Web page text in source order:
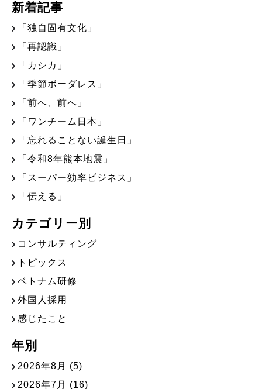
新着記事
「独自固有文化」
「再認識」
「カシカ」
「季節ボーダレス」
「前へ、前へ」
「ワンチーム日本」
「忘れることない誕生日」
「令和8年熊本地震」
「スーパー効率ビジネス」
「伝える」
カテゴリー別
コンサルティング
トピックス
ベトナム研修
外国人採用
感じたこと
年別
2026年8月 (5)
2026年7月 (16)